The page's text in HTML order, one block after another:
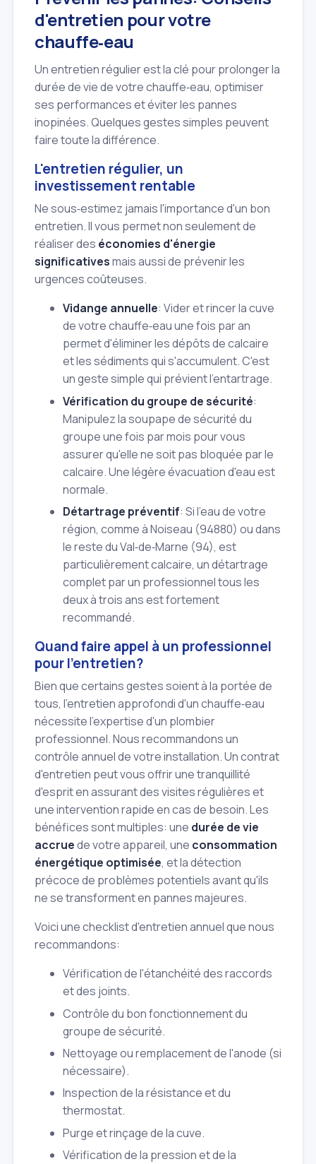
d'entretien pour votre
chauffe‑eau
Un entretien régulier est la clé pour prolonger la
durée de vie de votre chauffe‑eau, optimiser
ses performances et éviter les pannes
inopinées. Quelques gestes simples peuvent
faire toute la différence.
L'entretien régulier, un
investissement rentable
Ne sous‑estimez jamais l'importance d'un bon
entretien. Il vous permet non seulement de
réaliser des économies d'énergie
significativesmais aussi de prévenir les
urgences coûteuses.
Vidange annuelle: Vider et rincer la cuve
de votre chauffe‑eau une fois par an
permet d'éliminer les dépôts de calcaire
et les sédiments qui s'accumulent. C'est
un geste simple qui prévient l'entartrage.
Vérification du groupe de sécurité:
Manipulez la soupape de sécurité du
groupe une fois par mois pour vous
assurer qu'elle ne soit pas bloquée par le
calcaire. Une légère évacuation d'eau est
normale.
Détartrage préventif: Si l'eau de votre
région, comme à Noiseau (94880) ou dans
le reste du Val‑de‑Marne (94), est
particulièrement calcaire, un détartrage
complet par un professionnel tous les
deux à trois ans est fortement
recommandé.
Quand faire appel à un professionnel
pour l'entretien?
Bien que certains gestes soient à la portée de
tous, l'entretien approfondi d'un chauffe‑eau
nécessite l'expertise d'un plombier
professionnel. Nous recommandons un
contrôle annuel de votre installation. Un contrat
d'entretien peut vous offrir une tranquillité
d'esprit en assurant des visites régulières et
une intervention rapide en cas de besoin. Les
bénéfices sont multiples: une durée de vie
accruede votre appareil, une consommation
énergétique optimisée, et la détection
précoce de problèmes potentiels avant qu'ils
ne se transforment en pannes majeures.
Voici une checklist d'entretien annuel que nous
recommandons:
Vérification de l'étanchéité des raccords
et des joints.
Contrôle du bon fonctionnement du
groupe de sécurité.
Nettoyage ou remplacement de l'anode (si
nécessaire).
Inspection de la résistance et du
thermostat.
Purge et rinçage de la cuve.
Vérification de la pression et de la